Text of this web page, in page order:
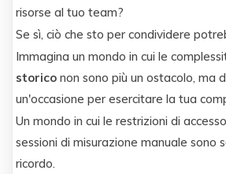
risorse al tuo team?
Se sì, ciò che sto per condividere
Immagina un mondo in cui le
storico non sono più un ostacolo, ma
un'occasione per esercitare la tua
Un mondo in cui le restrizioni di
sessioni di misurazione manuale sono
ricordo.